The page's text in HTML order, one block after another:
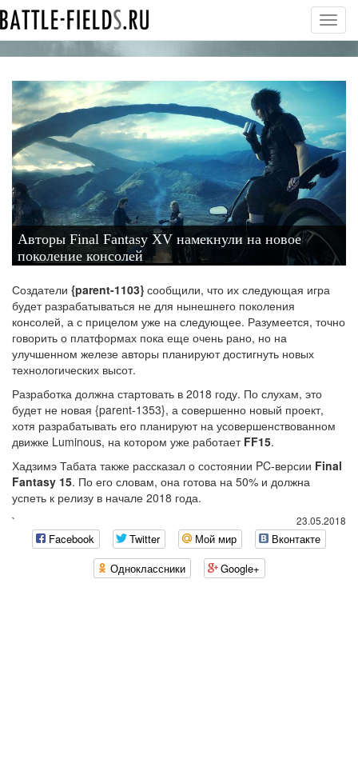
Авторы Final Fantasy XV намекнули на новое
поколение консолей
Создатели {parent-1103} сообщили, что их следующая игра
будет разрабатываться не для нынешнего поколения
консолей, а с прицелом уже на следующее. Разумеется, точно
говорить о платформах пока еще очень рано, но на
улучшенном железе авторы планируют достигнуть новых
технологических высот.
Разработка должна стартовать в 2018 году. По слухам, это
будет не новая {parent-1353}, а совершенно новый проект,
хотя разрабатывать его планируют на усовершенствованном
движке Luminous, на котором уже работает FF15.
Хадзимэ Табата также рассказал о состоянии PC-версии Final
Fantasy 15. По его словам, она готова на 50% и должна
успеть к релизу в начале 2018 года.
23.05.2018
`
Facebook Twitter Мой мир
Вконтакте
Одноклассники
Google+